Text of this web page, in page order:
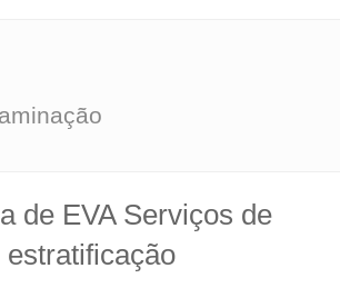
de EVA Serviços de
estratificação